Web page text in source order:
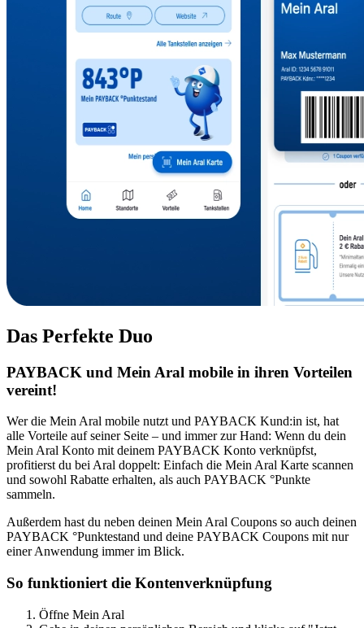
Das Perfekte Duo
PAYBACK und Mein Aral mobile in ihren Vorteilen
vereint!
Wer die Mein Aral mobile nutzt und PAYBACK Kund:in ist, hat
alle Vorteile auf seiner Seite – und immer zur Hand: Wenn du dein
Mein Aral Konto mit deinem PAYBACK Konto verknüpfst,
profitierst du bei Aral doppelt: Einfach die Mein Aral Karte scannen
und sowohl Rabatte erhalten, als auch PAYBACK °Punkte
sammeln.
Außerdem hast du neben deinen Mein Aral Coupons so auch deinen
PAYBACK °Punktestand und deine PAYBACK Coupons mit nur
einer Anwendung immer im Blick.
So funktioniert die Kontenverknüpfung
Öffne Mein Aral